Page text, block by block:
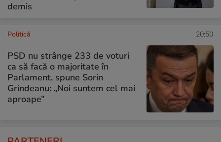
demis
Politică 20:50
PSD nu strânge 233 de voturi
ca să facă o majoritate în
Parlament, spune Sorin
Grindeanu: „Noi suntem cel mai
aproape”